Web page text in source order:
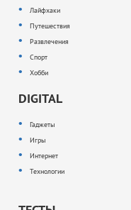
Лайфхаки
Путешествия
Развлечения
Спорт
Хобби
DIGITAL
Гаджеты
Игры
Интернет
Технологии